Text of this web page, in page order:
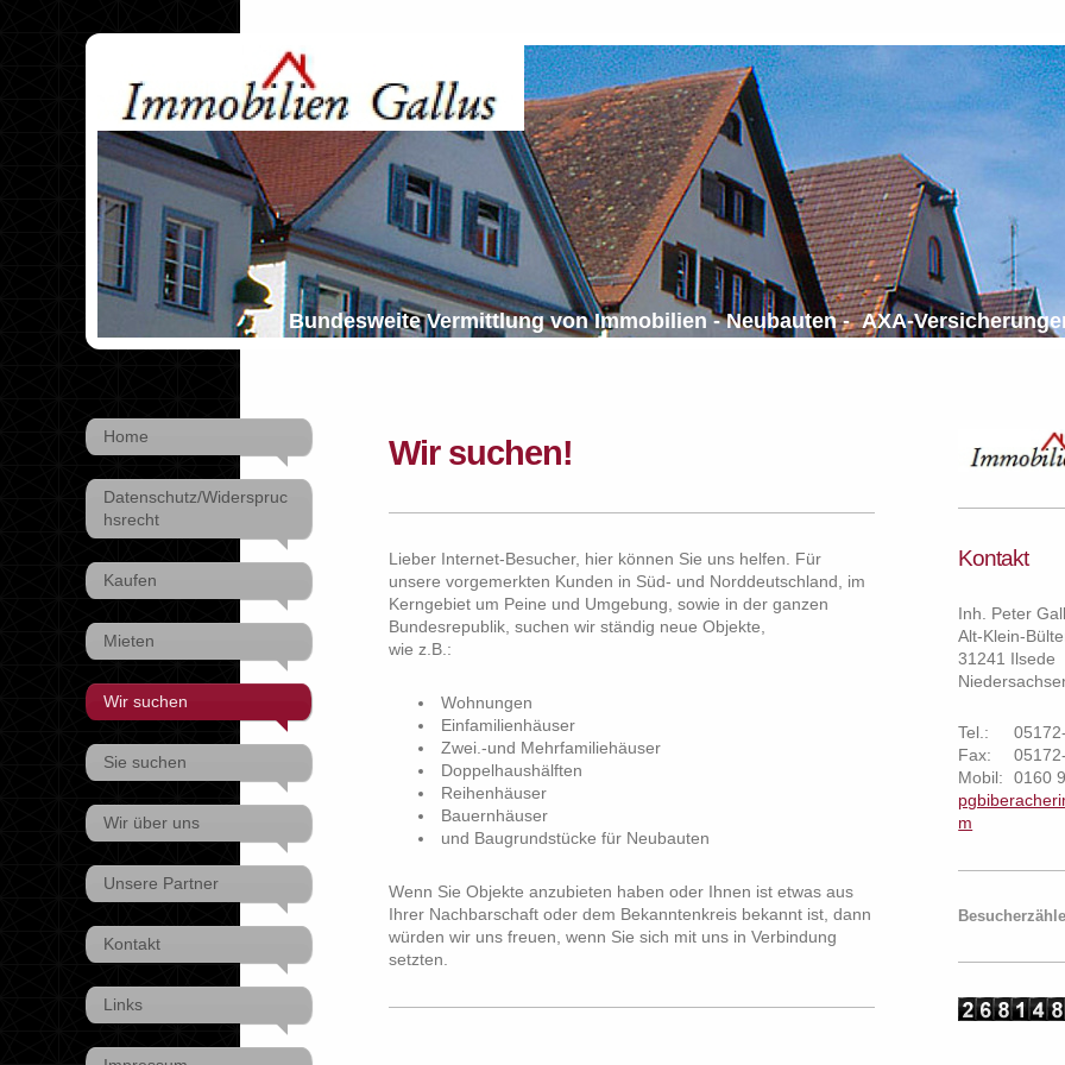
Bundesweite Vermittlung von Immobilien - Neubauten - AXA-
Home
Datenschutz/Widerspruc
hsrecht
Kaufen
Mieten
Wir suchen
Sie suchen
Wir über uns
Unsere Partner
Kontakt
Links
Wir suchen!
Lieber Internet-Besucher, hier können Sie uns helfen. Für
unsere vorgemerkten Kunden in Süd- und Norddeutschland, im
Kerngebiet um Peine und Umgebung, sowie in der ganzen
Bundesrepublik, suchen wir ständig neue Objekte,
wie z.B.:
Wohnungen
Einfamilienhäuser
Zwei.-und Mehrfamiliehäuser
Doppelhaushälften
Reihenhäuser
Bauernhäuser
und Baugrundstücke für Neubauten
Wenn Sie Objekte anzubieten haben oder Ihnen ist etwas aus
Ihrer Nachbarschaft oder dem Bekanntenkreis bekannt ist, dann
würden wir uns freuen, wenn Sie sich mit uns in Verbindung
setzten.
Kontakt
Inh. Peter
Alt-Klein-
31241 Ilsede
Tel.:
Fax:
Mobil:
0160
m